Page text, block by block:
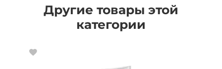
Другие товары этой
категории